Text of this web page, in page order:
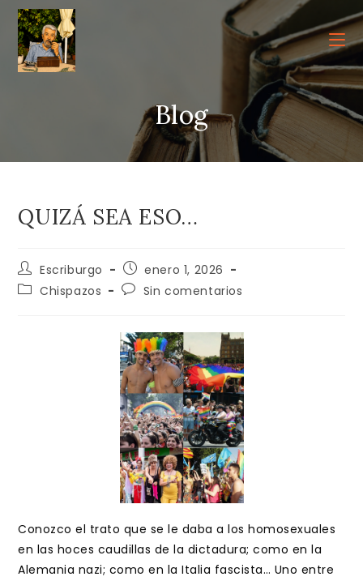
contenido
Blog
QUIZÁ SEA ESO…
Autor
de
la
Escriburgo
Publicación
de
la
enero 1, 2026
Categoría
Chispazos
Comentarios
entrada:
Sin comentarios
Conozco el trato que se le daba a los homosexuales
en las hoces caudillas de la dictadura; como en la
Alemania nazi; como en la Italia fascista… Uno entre